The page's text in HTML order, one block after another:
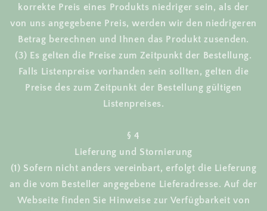
korrekte Preis eines Produkts niedriger sein, als der
von uns angegebene Preis, werden wir den niedrigeren
Betrag berechnen und Ihnen das Produkt zusenden.
(3) Es gelten die Preise zum Zeitpunkt der Bestellung.
Falls Listenpreise vorhanden sein sollten, gelten die
Preise des zum Zeitpunkt der Bestellung gültigen
Listenpreises.
§ 4
Lieferung und Stornierung
(1) Sofern nicht anders vereinbart, erfolgt die Lieferung
an die vom Besteller angegebene Lieferadresse. Auf der
Webseite finden Sie Hinweise zur Verfügbarkeit von